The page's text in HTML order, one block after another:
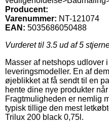
Producent:
Varenummer: NT-121074
EAN: 5035686050488
Vurderet til 3.5 ud af 5
Masser af netshops udlover
leveringsmodeller. En af
øjeblikket at få sendt til en
hente dine nye produkter
Fragtmuligheden er nemlig
typisk tillige den mest
Trilux 200 black 0,75l.